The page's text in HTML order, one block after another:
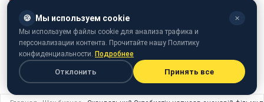
Запасы угля
🍪 Мы используем cookie ✕
Мы используем файлы cookie для анализа трафика и
персонализации контента. Прочитайте нашу Политику
конфиденциальности. Подробнее
Отклонить Принять все